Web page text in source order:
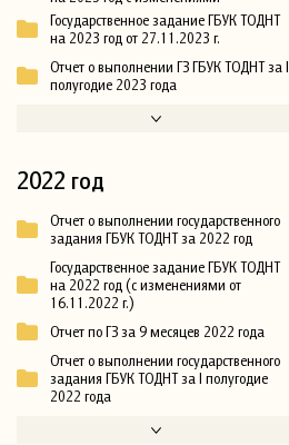
Государственное задание ГБУК ТОДНТ
на 2023 год от 27.11.2023 г.
Отчет о выполнении ГЗ ГБУК ТОДНТ за I
полугодие 2023 года
2022 год
Отчет о выполнении государственного
задания ГБУК ТОДНТ за 2022 год
Государственное задание ГБУК ТОДНТ
на 2022 год (с изменениями от
16.11.2022 г.)
Отчет по ГЗ за 9 месяцев 2022 года
Отчет о выполнении государственного
задания ГБУК ТОДНТ за I полугодие
2022 года